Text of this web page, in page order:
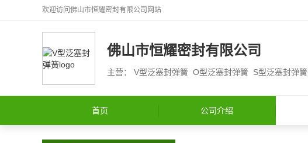
欢迎访问 佛山市恒耀密封有限公司 网站
佛山市恒耀密封有限公司
主营： V型泛塞封弹簧 O型泛塞封弹簧 S型泛塞封弹簧
首页 公司介绍